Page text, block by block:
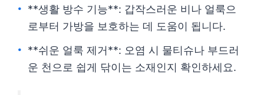
**생활 방수 기능**: 갑작스러운 비나 얼룩으
로부터 가방을 보호하는 데 도움이 됩니다.
**쉬운 얼룩 제거**: 오염 시 물티슈나 부드러
운 천으로 쉽게 닦이는 소재인지 확인하세요.